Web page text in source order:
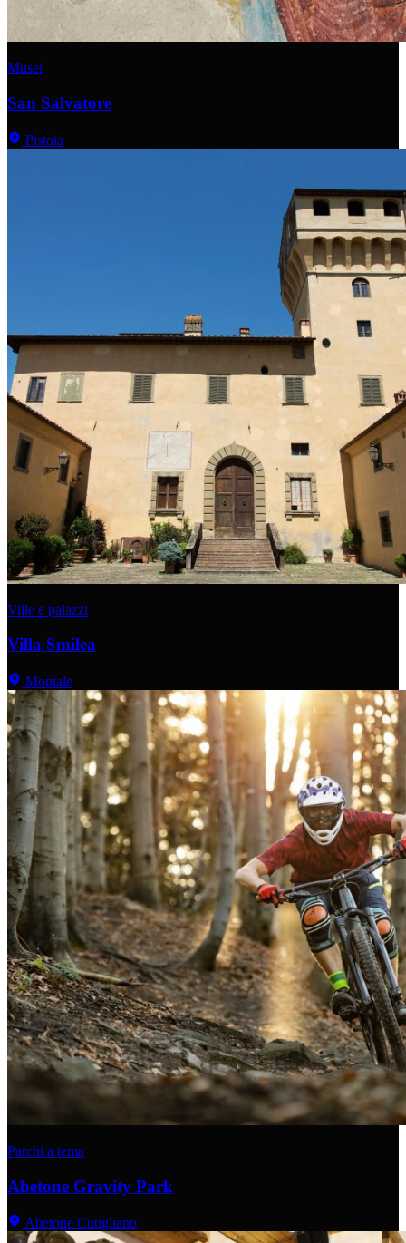
Musei
San Salvatore
Pistoia
Ville e palazzi
Villa Smilea
Montale
Parchi a tema
Abetone Gravity Park
Abetone Cutigliano